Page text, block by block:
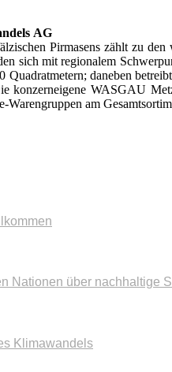
AG
Pirmasens zählt zu den
sich mit regionalem
daneben
konzerneigene WASGAU
am
Nationen über nachhaltige
Klimawandels